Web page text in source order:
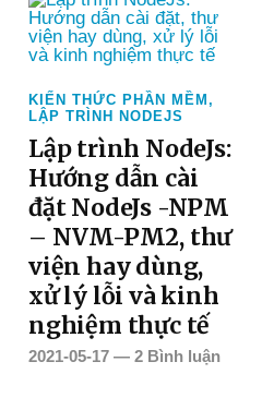
KIẾN THỨC PHẦN MỀM,
LẬP TRÌNH NODEJS
Lập trình NodeJs:
Hướng dẫn cài
đặt NodeJs -NPM
– NVM-PM2, thư
viện hay dùng,
xử lý lỗi và kinh
nghiệm thực tế
2021-05-17 —2 Bình luận